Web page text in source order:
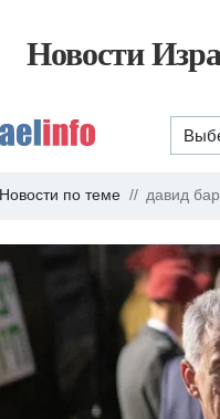
Новости
Новости по теме давид